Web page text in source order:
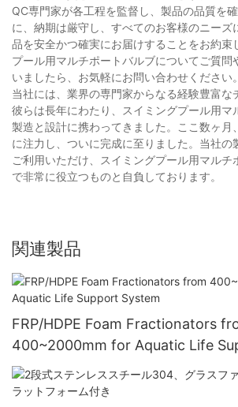
QC専門家が各工程を監督し、製品の品質を
に、納期は厳守し、すべてのお客様のニーズ
品を安全かつ確実にお届けすることをお約束
プール用マルチポートバルブについてご質問
いましたら、お気軽にお問い合わせください。
当社には、業界の専門家からなる経験豊富な
彼らは長年にわたり、スイミングプール用マ
製造と設計に携わってきました。ここ数ヶ月
に注力し、ついに完成に至りました。当社の
ご利用いただけ、スイミングプール用マルチ
で非常に役立つものと自負しております。
関連製品
FRP/HDPE Foam Fractionators
400~2000mm for Aquatic Life